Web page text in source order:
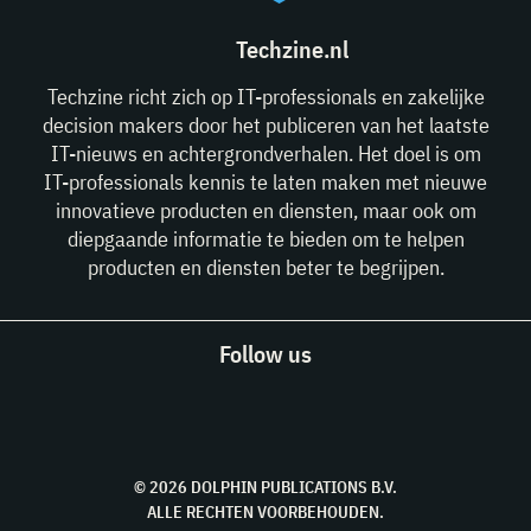
Techzine.nl
Techzine richt zich op IT-professionals en zakelijke
decision makers door het publiceren van het laatste
IT-nieuws en achtergrondverhalen. Het doel is om
IT-professionals kennis te laten maken met nieuwe
innovatieve producten en diensten, maar ook om
diepgaande informatie te bieden om te helpen
producten en diensten beter te begrijpen.
Follow us
© 2026 DOLPHIN PUBLICATIONS B.V.
ALLE RECHTEN VOORBEHOUDEN.